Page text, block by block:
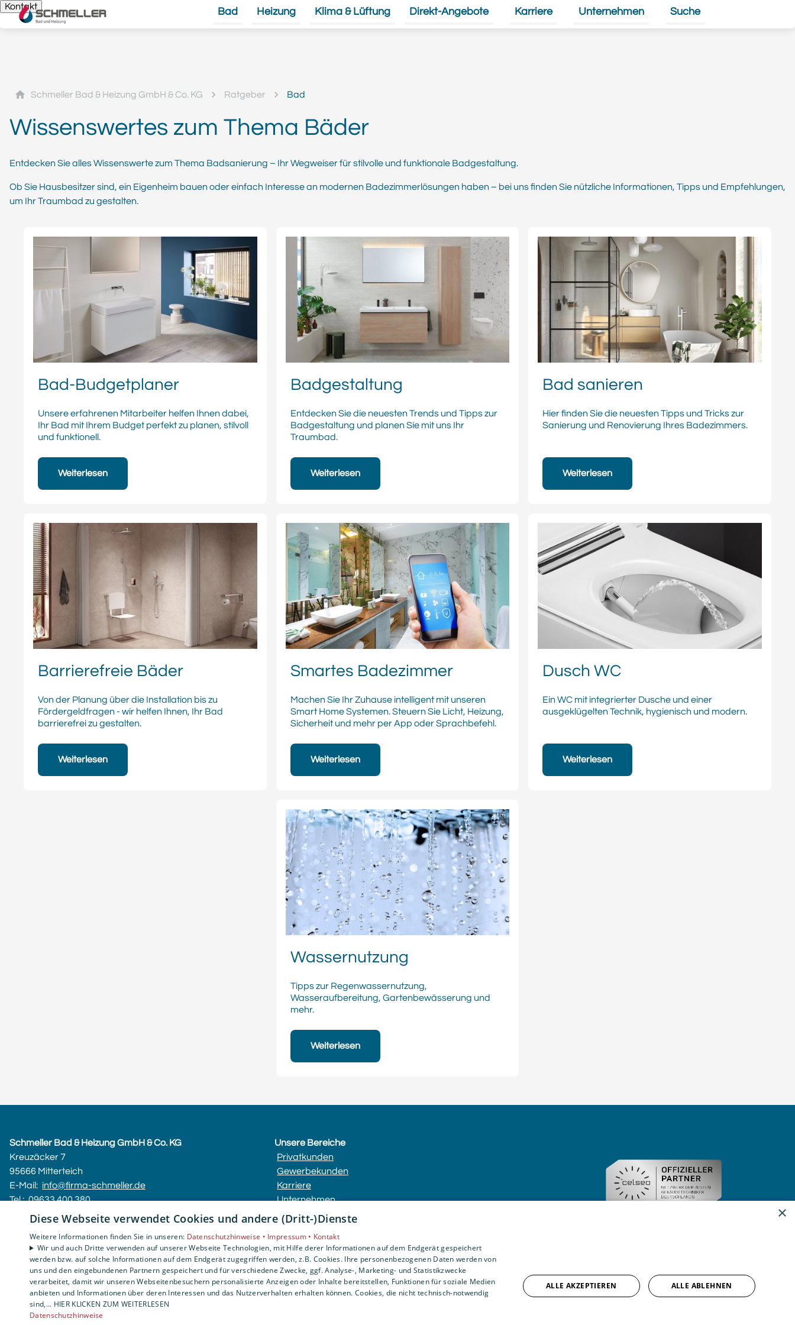
Kontakt Bad Heizung Klima & Lüftung Direkt-Angebote
Untermenü für Direkt-Angebote umschalten
Karriere
Untermenü für Karriere umschalten
Unternehmen
Untermenü für
Suche
Schmeller Bad & Heizung GmbH & Co. KG Ratgeber Bad
Wissenswertes zum Thema Bäder
Entdecken Sie alles Wissenswerte zum Thema Badsanierung – Ihr Wegweiser für stilvolle und funktionale Badgestaltung.
Ob Sie Hausbesitzer sind, ein Eigenheim bauen oder einfach Interesse an modernen Badezimmerlösungen haben – bei uns finden Sie nützliche Informationen, Tipps und Empfehlungen,
um Ihr Traumbad zu gestalten.
Bad-Budgetplaner
Unsere erfahrenen Mitarbeiter helfen Ihnen dabei,
Ihr Bad mit Ihrem Budget perfekt zu planen, stilvoll
und funktionell.
Weiterlesen
Badgestaltung
Entdecken Sie die neuesten Trends und Tipps zur
Badgestaltung und planen Sie mit uns Ihr
Traumbad.
Weiterlesen
Bad sanieren
Hier finden Sie die neuesten Tipps und Tricks zur
Sanierung und Renovierung Ihres Badezimmers.
Weiterlesen
Barrierefreie Bäder
Von der Planung über die Installation bis zu
Fördergeldfragen - wir helfen Ihnen, Ihr Bad
barrierefrei zu gestalten.
Weiterlesen
Smartes Badezimmer
Machen Sie Ihr Zuhause intelligent mit unseren
Smart Home Systemen. Steuern Sie Licht, Heizung,
Sicherheit und mehr per App oder Sprachbefehl.
Weiterlesen
Dusch WC
Ein WC mit integrierter Dusche und einer
ausgeklügelten Technik, hygienisch und modern.
Weiterlesen
Wassernutzung
Tipps zur Regenwassernutzung,
Wasseraufbereitung, Gartenbewässerung und
mehr.
Weiterlesen
Schmeller Bad & Heizung GmbH & Co. KG
Kreuzäcker 7
95666 Mitterteich
E-Mail: info@firma-schmeller.de
Tel.: 09633 400 380
Impressum
Barrierefreiheitserklärung
Datenschutzerklärung
Unsere Bereiche
Privatkunden
Gewerbekunden
Karriere
Unternehmen
Kontakt
×
Diese Webseite verwendet Cookies und andere (Dritt-)Dienste
Weitere Informationen finden Sie in unseren: Datenschutzhinweise • Impressum • Kontakt
Wir und auch Dritte verwenden auf unserer Webseite Technologien, mit Hilfe derer Informationen auf dem Endgerät gespeichert
werden bzw. auf solche Informationen auf dem Endgerät zugegriffen werden, z.B. Cookies. Ihre personenbezogenen Daten werden von
uns und den eingebundenen Partnern gespeichert und für verschiedene Zwecke, ggf. Analyse-, Marketing- und Statistikzwecke
verarbeitet, damit wir unseren Webseitenbesuchern personalisierte Anzeigen oder Inhalte bereitstellen, Funktionen für soziale Medien
anbieten und Informationen über deren Interessen und das Nutzerverhalten erhalten können. Cookies, die nicht technisch-notwendig
sind,... HIER KLICKEN ZUM WEITERLESEN
Datenschutzhinweise
ALLE AKZEPTIEREN ALLE ABLEHNEN